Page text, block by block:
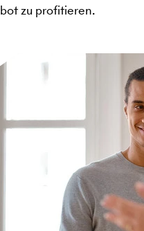
zu profitieren.